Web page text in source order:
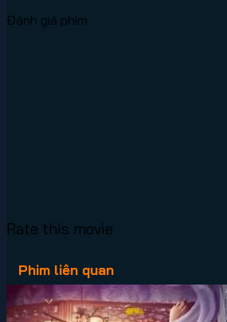
Đánh giá phim
Rate this movie
Phim liên quan